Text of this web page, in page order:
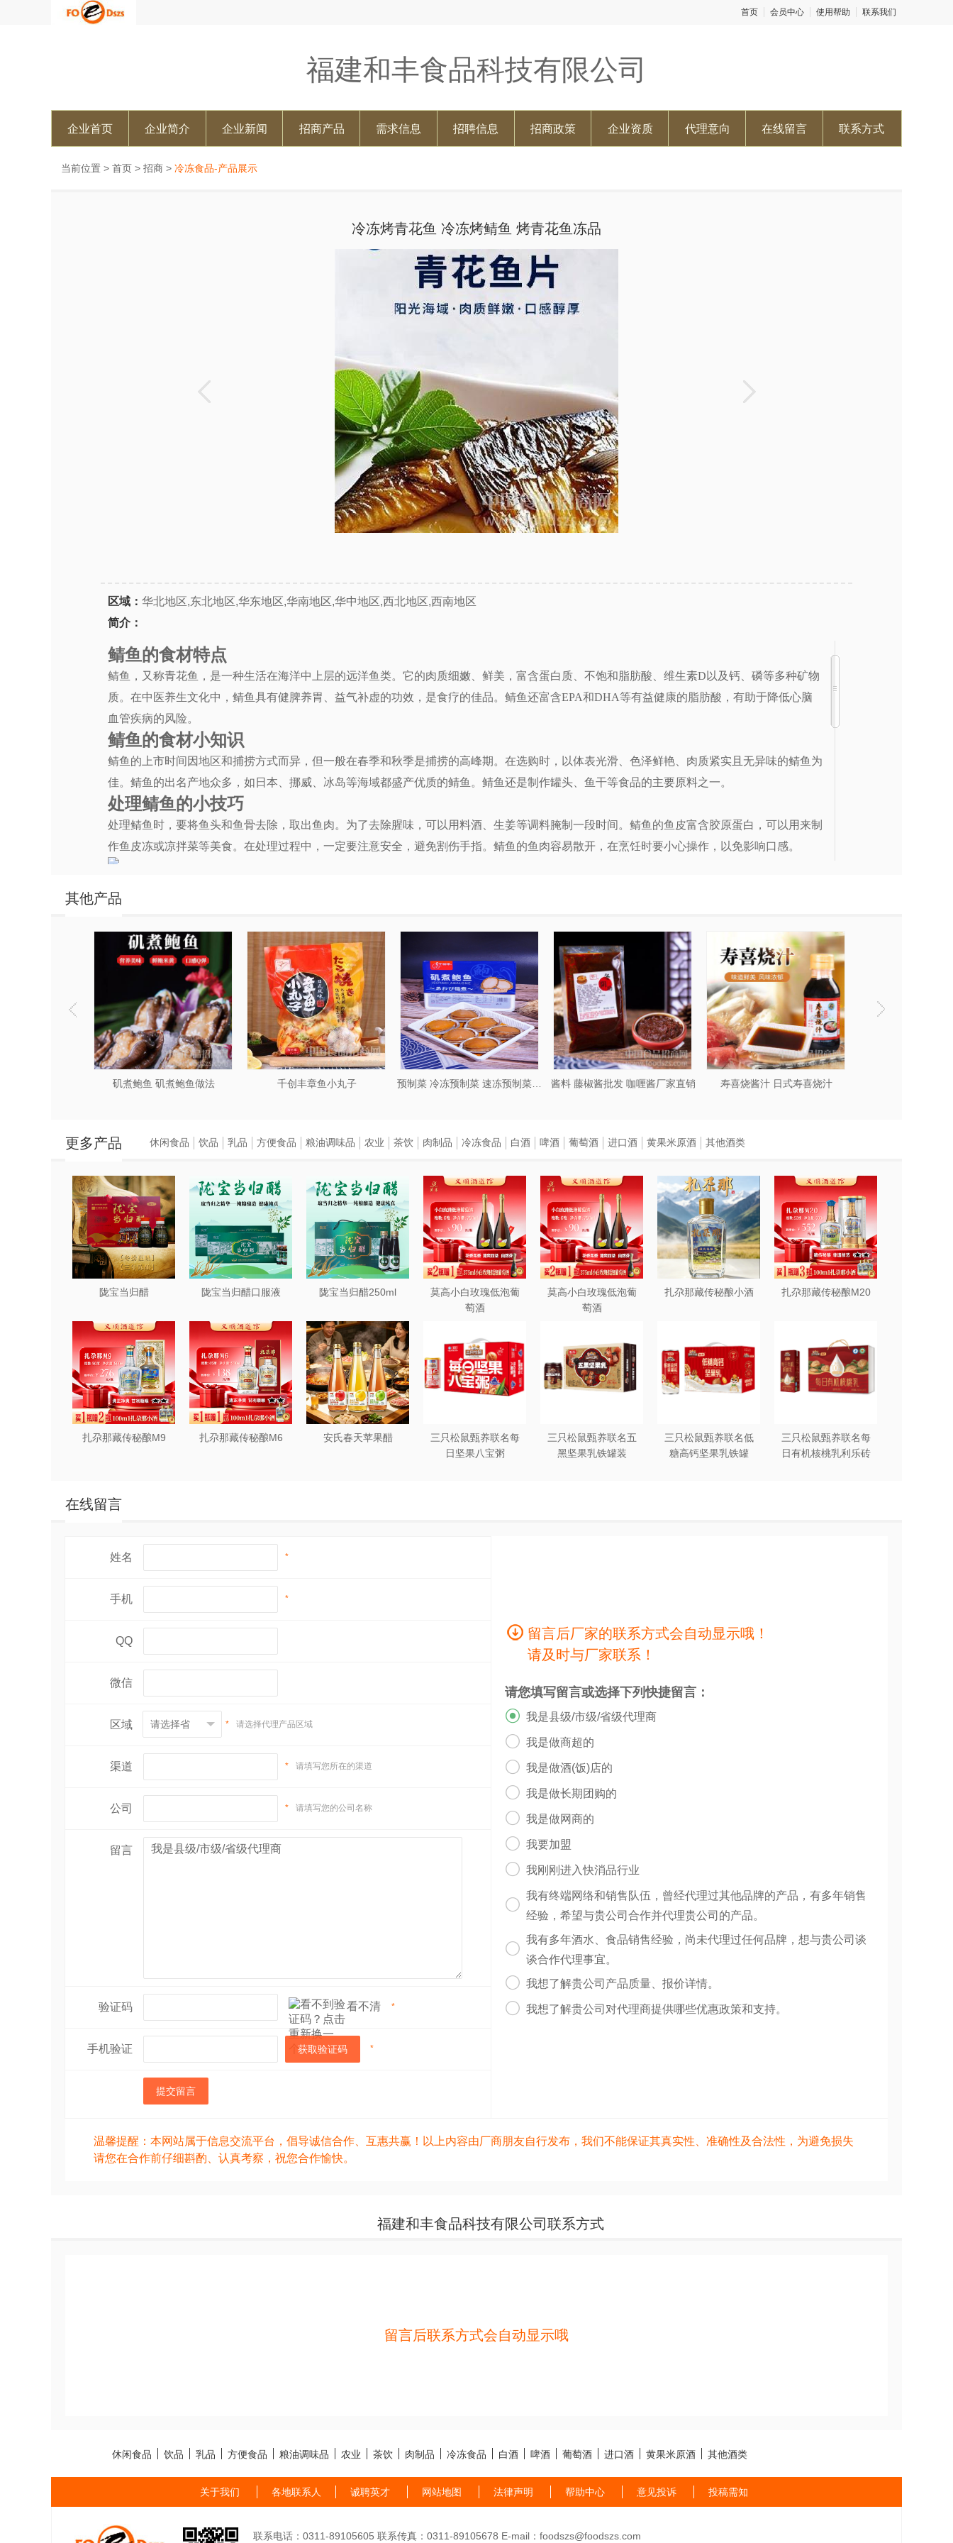
首页 会员中心 使用帮助 联系我们
福建和丰食品科技有限公司
企业首页 企业简介 企业新闻 招商产品 需求信息 招聘信息 招商政策 企业资质 代理意向 在线留言 联系方式
当前位置 > 首页 > 招商 > 冷冻食品-产品展示
冷冻烤青花鱼 冷冻烤鲭鱼 烤青花鱼冻品
区域： 华北地区,东北地区,华东地区,华南地区,华中地区,西北地区,西南地区
简介：
鲭鱼的食材特点
鲭鱼，又称青花鱼，是一种生活在海洋中上层的远洋鱼类。它的肉质细嫩、鲜美，富含蛋白质、不饱和脂肪酸、维生素D以及钙、磷等多种矿物
质。在中医养生文化中，鲭鱼具有健脾养胃、益气补虚的功效，是食疗的佳品。鲭鱼还富含EPA和DHA等有益健康的脂肪酸，有助于降低心脑
血管疾病的风险。
鲭鱼的食材小知识
鲭鱼的上市时间因地区和捕捞方式而异，但一般在春季和秋季是捕捞的高峰期。在选购时，以体表光滑、色泽鲜艳、肉质紧实且无异味的鲭鱼为
佳。鲭鱼的出名产地众多，如日本、挪威、冰岛等海域都盛产优质的鲭鱼。鲭鱼还是制作罐头、鱼干等食品的主要原料之一。
处理鲭鱼的小技巧
处理鲭鱼时，要将鱼头和鱼骨去除，取出鱼肉。为了去除腥味，可以用料酒、生姜等调料腌制一段时间。鲭鱼的鱼皮富含胶原蛋白，可以用来制
作鱼皮冻或凉拌菜等美食。在处理过程中，一定要注意安全，避免割伤手指。鲭鱼的鱼肉容易散开，在烹饪时要小心操作，以免影响口感。
鲭鱼美食制作教程
1.香煎鲭鱼排
用料：鲭鱼排2块、盐适量、黑胡椒适量、橄榄油适量、柠檬汁适量。
（1）将鲭鱼排洗净，用厨房纸巾吸干水分。
（2）在鱼排两面均匀撒上盐和黑胡椒。
（3）平底锅烧热，倒入橄榄油，放入鱼排煎至两面金黄，熟透即可。
（4）挤入柠檬汁，增加清新口感，即可享用。
2.鲭鱼豆腐汤
做法：
（2）锅中加水烧开，放入鲭鱼头和生姜片，小火炖煮30分钟。
（3）将豆腐切块，放入汤中继续炖煮10分钟。
（4）加入盐调味，撒上葱段即可享用。这款汤品既鲜美又营养，适合家常快速烹饪。
3.烤鲭鱼配蔬菜
用料：鲭鱼1条、橄榄油适量、盐适量、黑胡椒适量、新鲜蔬菜（如胡萝卜、西兰花、洋葱等）适量。
（2）鱼块两面刷上橄榄油，撒上盐和黑胡椒腌制10分钟。
（3）烤箱预热至200度，将鱼块放入烤盘中，烤制15分钟。
（4）将新鲜蔬菜清洗干净，切成合适大小，用橄榄油、盐和黑胡椒拌匀后放在烤盘上与鱼一同烤制。
（5）烤至鱼熟蔬菜软即可取出享用。这道菜色香味俱佳，既满足了味蕾又兼顾了营养均衡。
述（Zui多18字
鲭鱼的挑选技巧
2. 闻其气味
折扣。
4. 查看鱼眼：新鲜的鲭鱼眼睛清澈明亮，眼球饱满突出。如果鱼眼浑浊凹陷，那就说明鱼已经不新鲜了。
鲭鱼的地方佳肴
1. 日式鲭鱼生鱼片：在日本，鲭鱼是一种非常受欢迎的生鱼片食材。新鲜的鲭鱼片搭配特制的酱油和芥末，再配上一杯清酒，是日本料理中的经
典组合。鲭鱼的鲜美在生食时得到了完美的体现，让人回味无穷。
2. 地中海式烤鲭鱼：在地中海沿岸国家，烤鲭鱼是一道非常常见的家常菜。新鲜的鲭鱼搭配橄榄油、柠檬汁、大蒜和香草等调料进行烤制，鱼肉
鲜嫩多汁，香气四溢。搭配一杯当地的红酒，更是美味无穷。
3. 中式红烧鲭鱼：在中国，红烧是一种非常经典的烹饪方式。鲭鱼经过红烧后，鱼肉入味鲜美，汤汁浓郁可口。搭配一碗米饭，简直是人间美
味。
4. 韩式鲭鱼辣汤：在韩国，辣汤是一种非常受欢迎的菜品。鲭鱼与辣椒、大蒜、洋葱等食材一起炖煮，汤汁鲜红诱人，辣味十足。搭配一碗白米
饭或者韩国的泡菜，让人食欲大增。
5. 西式鲭鱼汉堡：在西式快餐中，汉堡是一种非常受欢迎的食物。将鲭鱼肉煎熟后夹在汉堡饼中，搭配生菜、番茄和特制酱料，是一种新颖美味
的尝试。鲭鱼的鲜美与汉堡的香脆完美结合，让人欲罢不能。
述（Zui多18字
实用小技巧
：由于鲭鱼的肉质细嫩，烹饪时间不宜过长，否则容易导致鱼肉散开。根据不同的烹饪方式和鱼块大小，合理掌握烹饪时间非常
：鲭鱼的味道鲜美，但也需要适当的调料来提升口感。可以根据个人口味喜好选择不同的调料进行搭配，如酱油、芥末、辣
感谢你的耐心和支持，如果觉得文章可以，记得关注留言喔！让我们一起在美食的世界里遨游，发现更多美味的秘密吧！由于篇幅限制，这里只
提供了部分菜谱和简单介绍，实际上鲭鱼的做法还有很多种等待你去探索和创新。
其他产品
矶煮鲍鱼 矶煮鲍鱼做法 千创丰章鱼小丸子 酱料 藤椒酱批发 咖喱酱厂家直销 寿喜烧酱汁 日式寿喜烧汁
更多产品
陇宝当归醋 陇宝当归醋口服液 陇宝当归醋250ml
莫高小白玫瑰低泡葡
萄酒
莫高小白玫瑰低泡葡
萄酒
扎尕那藏传秘酿小酒 扎尕那藏传秘酿M20
扎尕那藏传秘酿M9 扎尕那藏传秘酿M6 安氏春天苹果醋
三只松鼠甄养联名每
日坚果八宝粥
三只松鼠甄养联名五
黑坚果乳铁罐装
三只松鼠甄养联名低
糖高钙坚果乳铁罐
三只松鼠甄养联名每
日有机核桃乳利乐砖
休闲食品 饮品 乳品 方便食品 粮油调味品 农业 茶饮 肉制品 冷冻食品 白酒 啤酒 葡萄酒 进口酒 黄果米原酒 其他酒类
在线留言
姓名 *
手机 *
QQ
微信
区域 * 请选择代理产品区域
渠道 * 请填写您所在的渠道
公司 * 请填写您的公司名称
留言
验证码 看不清 *
手机验证 获取验证码 *
提交留言
留言后厂家的联系方式会自动显示哦！
请及时与厂家联系！
请您填写留言或选择下列快捷留言：
 我是县级/市级/省级代理商
 我是做商超的
 我是做酒(饭)店的
 我是做长期团购的
 我是做网商的
 我要加盟
 我刚刚进入快消品行业

我有终端网络和销售队伍，曾经代理过其他品牌的产品，有多年销售
经验，希望与贵公司合作并代理贵公司的产品。

我有多年酒水、食品销售经验，尚未代理过任何品牌，想与贵公司谈
谈合作代理事宜。
 我想了解贵公司产品质量、报价详情。
 我想了解贵公司对代理商提供哪些优惠政策和支持。
温馨提醒：本网站属于信息交流平台，倡导诚信合作、互惠共赢！以上内容由厂商朋友自行发布，我们不能保证其真实性、准确性及合法性，为避免损失
请您在合作前仔细斟酌、认真考察，祝您合作愉快。
福建和丰食品科技有限公司联系方式
留言后联系方式会自动显示哦
休闲食品 饮品 乳品 方便食品 粮油调味品 农业 茶饮 肉制品 冷冻食品 白酒 啤酒 葡萄酒 进口酒 黄果米原酒 其他酒类
关于我们 各地联系人 诚聘英才 网站地图 法律声明 帮助中心 意见投诉 投稿需知
联系电话：0311-89105605 联系传真：0311-89105678 E-mail：foodszs@foodszs.com